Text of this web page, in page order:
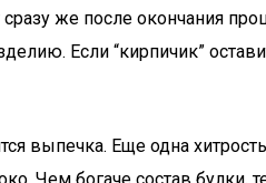
же после окончания
Если “кирпичик”
выпечка. Еще одна